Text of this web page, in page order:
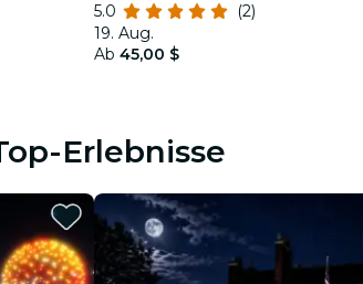
durch Boston
5.0
(2)
19. Aug.
Ab 45,00 $
Erlebnisse